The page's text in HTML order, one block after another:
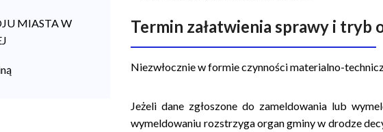
MIASTA W
Termin załatwienia sprawy i tryb
Niezwłocznie w formie czynności materialno-
Jeżeli dane zgłoszone do zameldowania lub
wymeldowaniu rozstrzyga organ gminy w drodze